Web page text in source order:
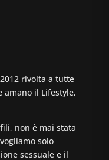
rivolta a tutte
amano il Lifestyle,
non è mai stata
solo
sessuale e il